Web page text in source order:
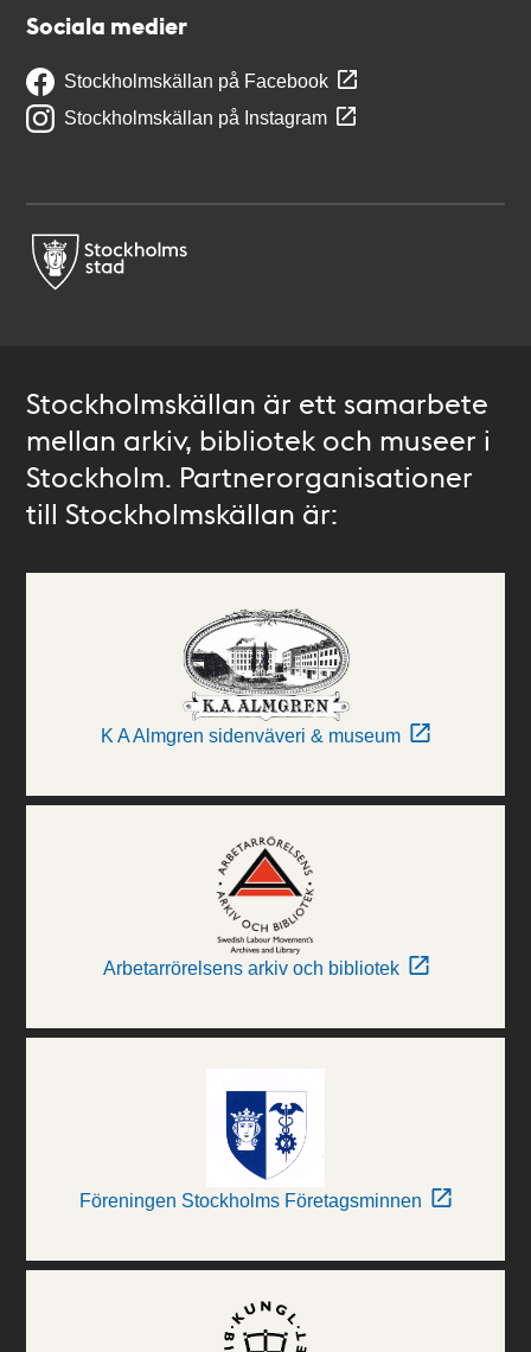
Sociala medier
Stockholmskällan på Facebook
Stockholmskällan på Instagram
Stockholmskällan är ett samarbete
mellan arkiv, bibliotek och museer i
Stockholm. Partnerorganisationer
till Stockholmskällan är:
K A Almgren sidenväveri & museum
Arbetarrörelsens arkiv och bibliotek
Föreningen Stockholms Företagsminnen